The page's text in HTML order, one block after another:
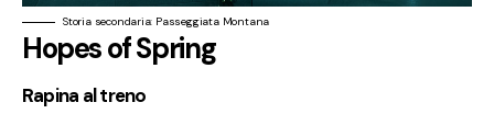
Storia secondaria: Passeggiata Montana
Hopes of Spring
Rapina al treno